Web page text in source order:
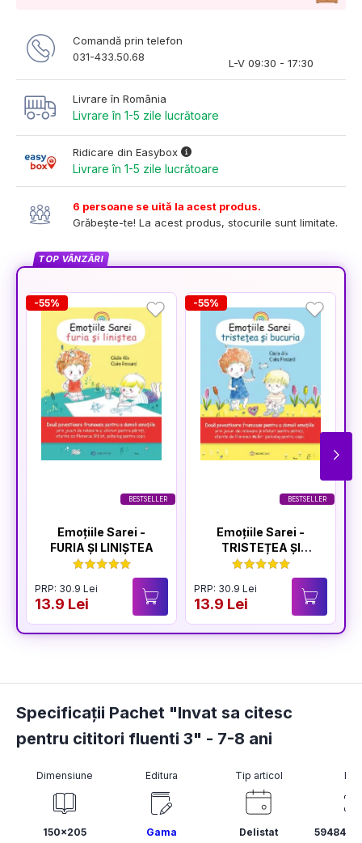
Comandă prin telefon
031-433.50.68
L-V 09:30 - 17:30
Livrare în România
Livrare în 1-5 zile lucrătoare
Ridicare din Easybox
Livrare în 1-5 zile lucrătoare
6 persoane se uită la acest produs.
Grăbește-te! La acest produs, stocurile sunt limitate.
TOP VÂNZĂRI
BESTSELLER
-55%
Emoțiile Sarei -
FURIA ȘI LINIȘTEA
PRP: 30.9 Lei
13.9 Lei
BESTSELLER
-55%
Emoțiile Sarei -
TRISTEȚEA ȘI
BUCURIA
PRP: 30.9 Lei
13.9 Lei
Specificații Pachet "Invat sa citesc
pentru cititori fluenti 3" - 7-8 ani
Dimensiune
150x205
Editura
Gama
Tip articol
Delistat